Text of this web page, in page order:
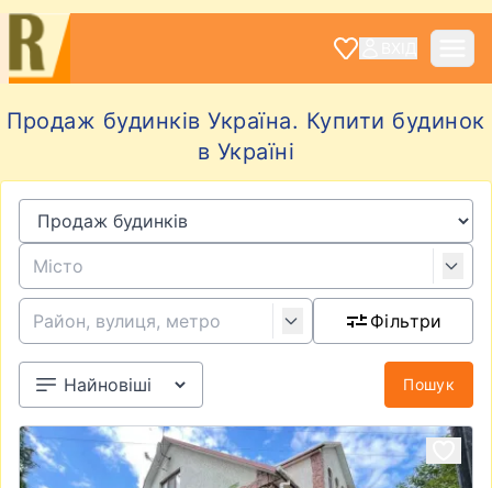
Продаж будинків Україна. Купити будинок
в Україні
Фільтри
Пошук